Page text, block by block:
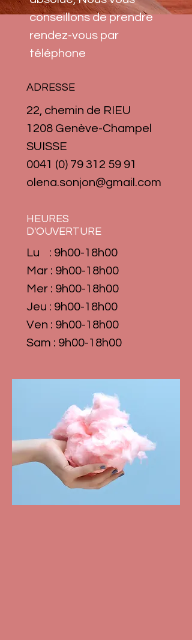
conseillons de prendre
rendez-vous par
téléphone
ADRESSE
22, chemin de RIEU
1208 Genève-Champel
SUISSE
0041 (0) 79 312 59 91
olena.sonjon@gmail.com
HEURES
D'OUVERTURE
Lu : 9h00-18h00
Mar : 9h00-18h00
Mer : 9h00-18h00
Jeu : 9h00-18h00
Ven : 9h00-18h00
Sam : 9h00-18h00